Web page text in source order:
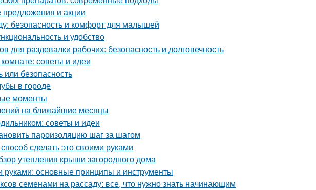
и акции
безопасность и комфорт для малышей
и удобство
раздевалки рабочих: безопасность и долговечность
советы и идеи
безопасность
в городе
моменты
на ближайшие месяцы
советы и идеи
пароизоляцию шаг за шагом
сделать это своими руками
утепления крыши загородного дома
основные принципы и инструменты
семенами на рассаду: все, что нужно знать начинающим